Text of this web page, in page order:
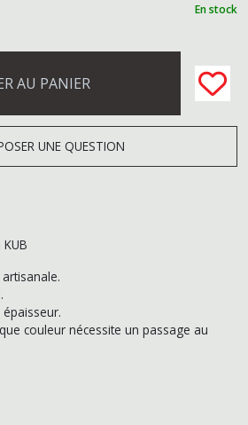
En stock
AU PANIER
UNE QUESTION
couleur nécessite un passage au